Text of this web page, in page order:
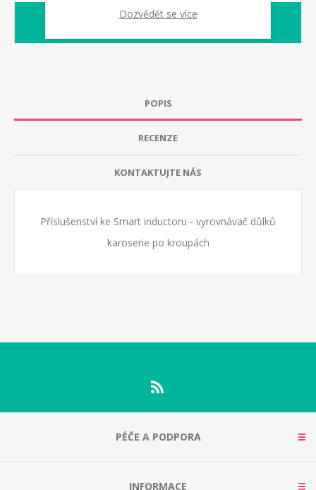
dodací lhůta :1-2 dny
POPIS
RECENZE
KONTAKTUJTE NÁS
Příslušenství ke Smart inductoru - vyrovnávač důlků
karoserie po kroupách
PÉČE A PODPORA
INFORMACE
Dozvědět se více